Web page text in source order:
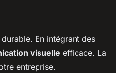
En intégrant des
visuelle efficace. La
entreprise.